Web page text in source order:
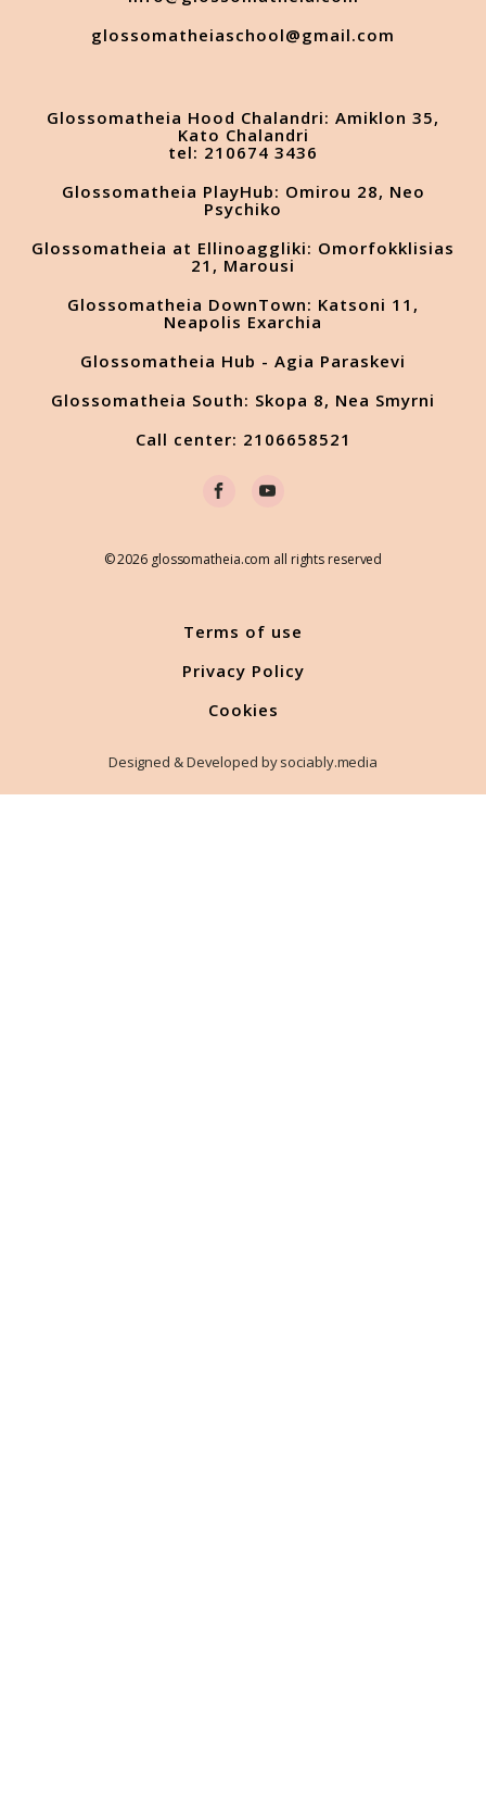
glossomatheiaschool@gmail.com
Glossomatheia Hood Chalandri: Amiklon 35,
Kato Chalandri
tel: 210674 3436
Glossomatheia PlayHub: Omirou 28, Neo
Psychiko
Glossomatheia at Ellinoaggliki: Omorfokklisias
21, Marousi
Glossomatheia DownTown: Katsoni 11,
Neapolis Exarchia
Glossomatheia Hub - Agia Paraskevi
Glossomatheia South: Skopa 8, Nea Smyrni
Call center: 2106658521
© 2026 glossomatheia.com all rights reserved
Terms of use
Privacy Policy
Cookies
Designed & Developed by sociably.media